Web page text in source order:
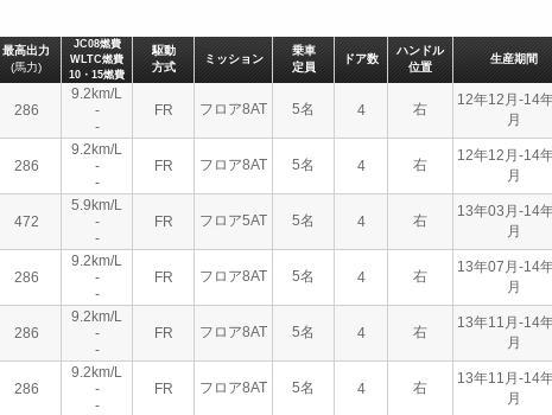
最高出力
(馬力)
JC08燃費
WLTC燃費
10・15燃費
駆動
方式
ミッション
乗車
定員
ドア数
ハンドル
位置
生産期間
286
9.2km/L
-
-
FR フロア8AT 5名 4 右
12年12月-14
月
286
9.2km/L
-
-
FR フロア8AT 5名 4 右
12年12月-14
月
472
5.9km/L
-
-
FR フロア5AT 5名 4 右
13年03月-14
月
286
9.2km/L
-
-
FR フロア8AT 5名 4 右
13年07月-14
月
286
9.2km/L
-
-
FR フロア8AT 5名 4 右
13年11月-14
月
286
9.2km/L
-
-
FR フロア8AT 5名 4 右
13年11月-14
月